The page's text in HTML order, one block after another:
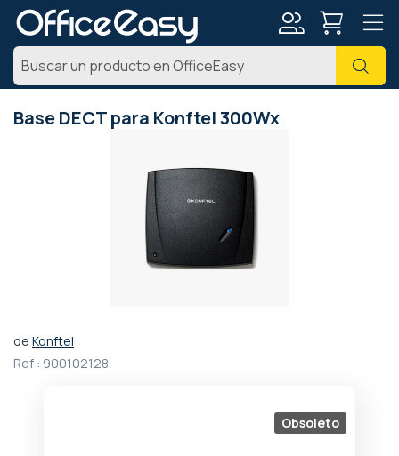
Base DECT para Konftel 300Wx
de Konftel
Ref : 900102128
Obsoleto
al